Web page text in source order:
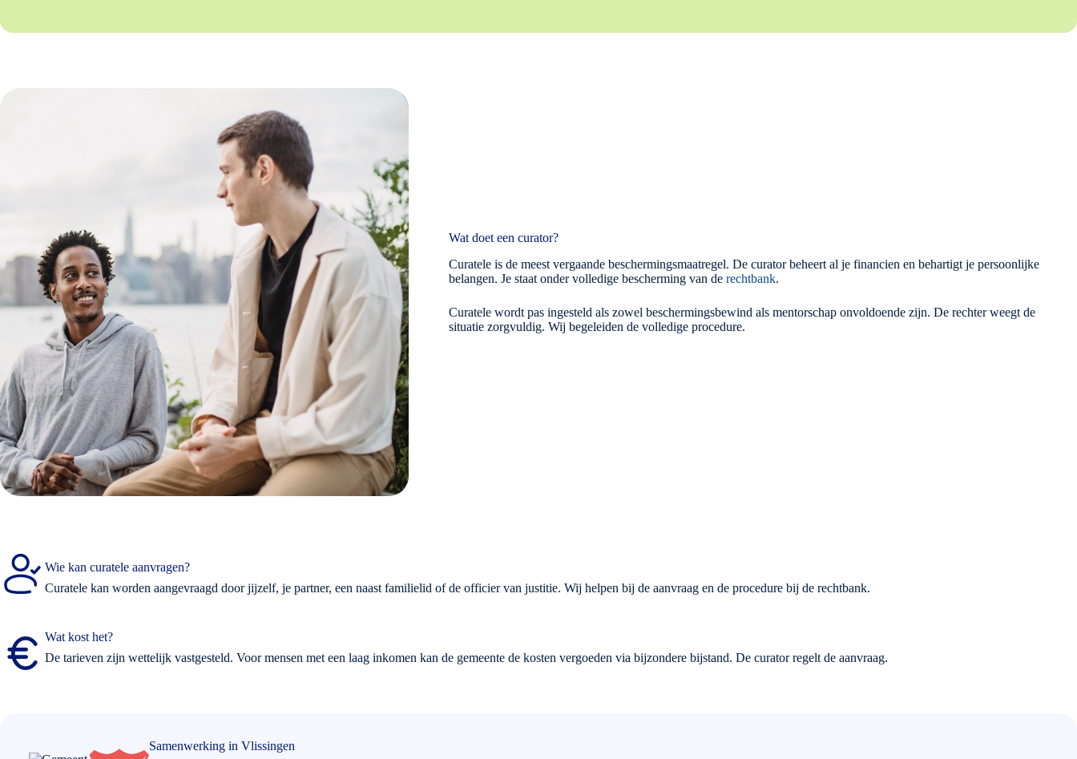
Wat doet een curator?
Curatele is de meest vergaande beschermingsmaatregel. De curator beheert al je financien en behartigt je persoonlijke
belangen. Je staat onder volledige bescherming van de rechtbank.
Curatele wordt pas ingesteld als zowel beschermingsbewind als mentorschap onvoldoende zijn. De rechter weegt de
situatie zorgvuldig. Wij begeleiden de volledige procedure.
Wie kan curatele aanvragen?
Curatele kan worden aangevraagd door jijzelf, je partner, een naast familielid of de officier van justitie. Wij helpen bij de aanvraag en de procedure bij de rechtbank.
Wat kost het?
De tarieven zijn wettelijk vastgesteld. Voor mensen met een laag inkomen kan de gemeente de kosten vergoeden via bijzondere bijstand. De curator regelt de aanvraag.
Samenwerking in Vlissingen